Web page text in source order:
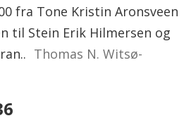
fra Tone Kristin Aronsveen
til Stein Erik Hilmersen og
Thomas N. Witsø-